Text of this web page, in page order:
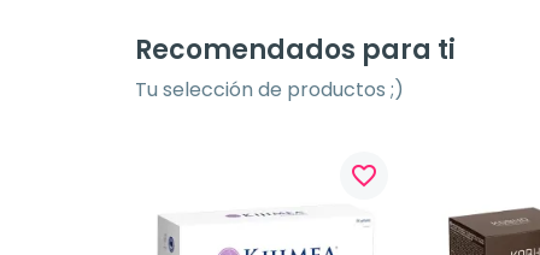
Recomendados para ti
Tu selección de productos ;)
favorite_border